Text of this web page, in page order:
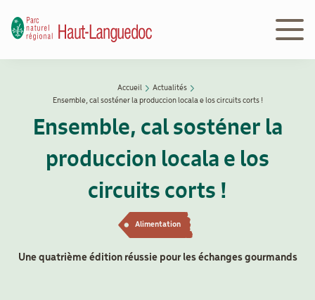
contenu
principal
Le
d'Ariane
Accueil
Actualités
Ensemble, cal sosténer la produccion locala e los circuits corts !
Ensemble, cal sosténer la
produccion locala e los
circuits corts !
Alimentation
Une quatrième édition réussie pour les échanges gourmands